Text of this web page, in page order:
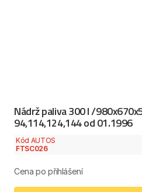
Nádrž paliva 300 l /
94,114,124,144 od 01.1996
Kód AUTOS
FTSC026
Cena po přihlášení